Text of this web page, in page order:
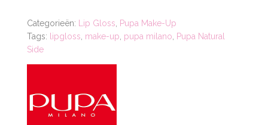
aantal
Categorieën: Lip Gloss, Pupa Make-Up
Tags: lipgloss, make-up, pupa milano, Pupa Natural
Side